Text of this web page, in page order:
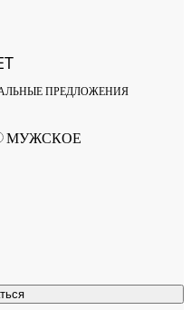
ПРЕДЛОЖЕНИЯ
МУЖСКОЕ